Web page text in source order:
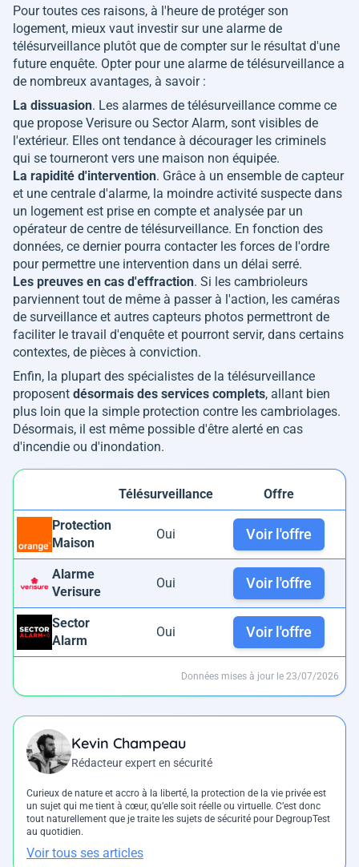
Pour toutes ces raisons, à l'heure de protéger son
logement, mieux vaut investir sur une alarme de
télésurveillance plutôt que de compter sur le résultat d'une
future enquête. Opter pour une alarme de télésurveillance a
de nombreux avantages, à savoir :
La dissuasion. Les alarmes de télésurveillance comme ce
que propose Verisure ou Sector Alarm, sont visibles de
l'extérieur. Elles ont tendance à décourager les criminels
qui se tourneront vers une maison non équipée.
La rapidité d'intervention. Grâce à un ensemble de capteur
et une centrale d'alarme, la moindre activité suspecte dans
un logement est prise en compte et analysée par un
opérateur de centre de télésurveillance. En fonction des
données, ce dernier pourra contacter les forces de l'ordre
pour permettre une intervention dans un délai serré.
Les preuves en cas d'effraction. Si les cambrioleurs
parviennent tout de même à passer à l'action, les caméras
de surveillance et autres capteurs photos permettront de
faciliter le travail d'enquête et pourront servir, dans certains
contextes, de pièces à conviction.
Enfin, la plupart des spécialistes de la télésurveillance
proposent désormais des services complets, allant bien
plus loin que la simple protection contre les cambriolages.
Désormais, il est même possible d'être alerté en cas
d'incendie ou d'inondation.
Télésurveillance Offre
Protection
Maison
Oui Voir l'offre
Alarme
Verisure
Oui Voir l'offre
Sector
Alarm
Oui Voir l'offre
Données mises à jour le 23/07/2026
Kevin Champeau
Rédacteur expert en sécurité
Curieux de nature et accro à la liberté, la protection de la vie privée est
un sujet qui me tient à cœur, qu’elle soit réelle ou virtuelle. C’est donc
tout naturellement que je traite les sujets de sécurité pour DegroupTest
au quotidien.
Voir tous ses articles